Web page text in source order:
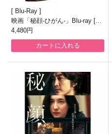
Blu-Ray
映画「秘顔-ひがん-」Blu-ray [韓
国盤/フルスリップ一般盤]
4,480円
カートに入れる